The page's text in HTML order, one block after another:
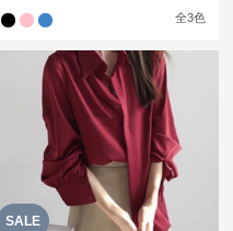
全3色
SALE